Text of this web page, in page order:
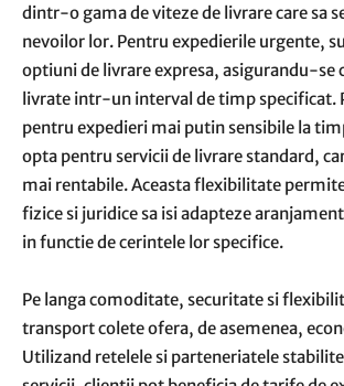
dintr-o gama de viteze de livrare care sa
nevoilor lor. Pentru expedierile urgente,
optiuni de livrare expresa, asigurandu-se
livrate intr-un interval de timp specificat.
pentru expedieri mai putin sensibile la
opta pentru servicii de livrare standard,
mai rentabile. Aceasta flexibilitate
fizice si juridice sa isi adapteze
in functie de cerintele lor specifice.
Pe langa comoditate, securitate si
transport colete ofera, de asemenea,
Utilizand retelele si parteneriatele